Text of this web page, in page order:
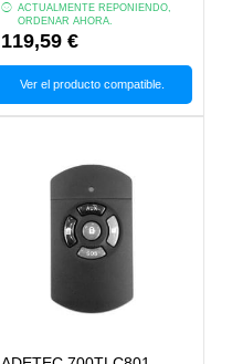
ACTUALMENTE REPONIENDO,
ORDENAR AHORA.
119,59 €
Ver el producto compatible.